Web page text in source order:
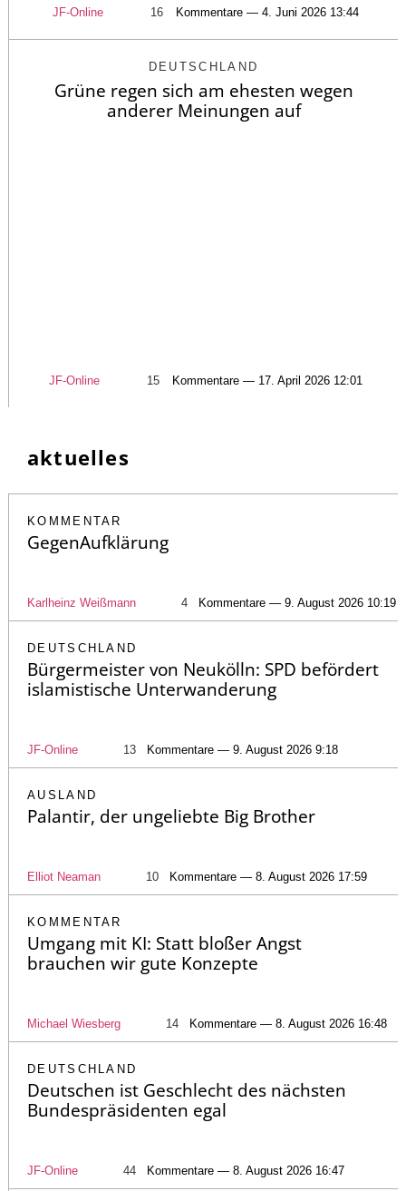
JF-Online 16 Kommentare — 4. Juni 2026 13:44
DEUTSCHLAND
Grüne regen sich am ehesten wegen
anderer Meinungen auf
JF-Online 15 Kommentare — 17. April 2026 12:01
aktuelles
KOMMENTAR
GegenAufklärung
Karlheinz Weißmann 4 Kommentare — 9. August 2026 10:19
DEUTSCHLAND
Bürgermeister von Neukölln: SPD befördert
islamistische Unterwanderung
JF-Online 13 Kommentare — 9. August 2026 9:18
AUSLAND
Palantir, der ungeliebte Big Brother
Elliot Neaman 10 Kommentare — 8. August 2026 17:59
KOMMENTAR
Umgang mit KI: Statt bloßer Angst
brauchen wir gute Konzepte
Michael Wiesberg 14 Kommentare — 8. August 2026 16:48
DEUTSCHLAND
Deutschen ist Geschlecht des nächsten
Bundespräsidenten egal
JF-Online 44 Kommentare — 8. August 2026 16:47